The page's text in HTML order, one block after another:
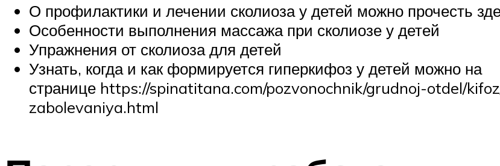
О профилактики и лечении сколиоза у детей можно прочесть
Особенности выполнения массажа при сколиозе у детей
Упражнения от сколиоза для детей
Узнать, когда и как формируется гиперкифоз у детей можно на
странице https://spinatitana.com/pozvonochnik/grudnoj-otdel/
zabolevaniya.html